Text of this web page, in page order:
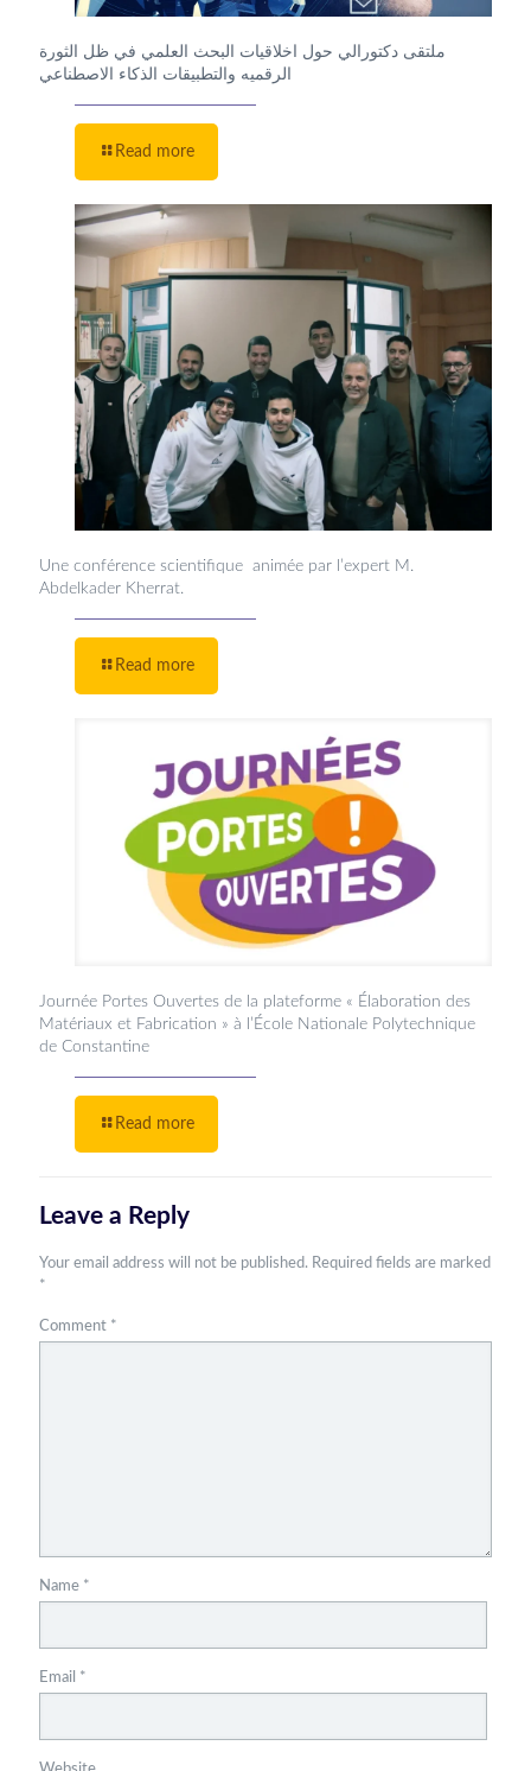
ملتقى دكتورالي حول اخلاقيات البحث العلمي في ظل الثورة
الرقميه والتطبيقات الذكاء الاصطناعي
Read more
Une conférence scientifique animée par l’expert M.
Abdelkader Kherrat.
Read more
Journée Portes Ouvertes de la plateforme « Élaboration des
Matériaux et Fabrication » à l’École Nationale Polytechnique
de Constantine
Read more
Leave a Reply
Your email address will not be published. Required fields are marked
*
Comment *
Name *
Email *